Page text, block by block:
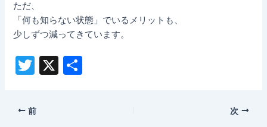
ただ、
「何も知らない状態」でいるメリットも、
少しずつ減ってきています。
T
itt
er
X
Post 前 次